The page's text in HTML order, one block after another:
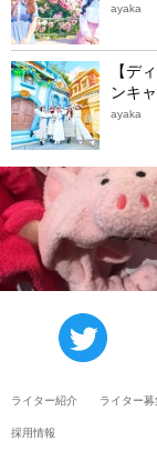
ayaka
【デ
ンキ
ayaka
ライター紹介 ライター募
採用情報